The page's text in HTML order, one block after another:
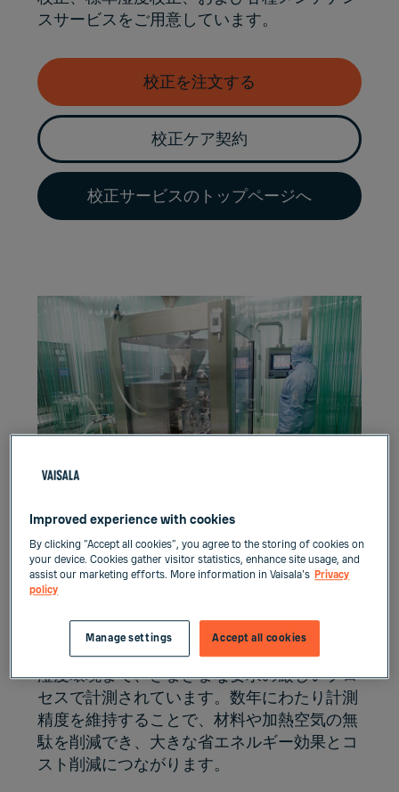
スサービスをご用意しています。
校正を注文する
校正ケア契約
校正サービスのトップページへ
なぜ湿度校正が重要なので
しょうか？
湿度は、燃料電池や研究室などの高湿度環境
から、最適化された乾燥プロセスにおける低
湿度環境まで、さまざまな要求の厳しいプロ
セスで計測されています。数年にわたり計測
精度を維持することで、材料や加熱空気の無
駄を削減でき、大きな省エネルギー効果とコ
スト削減につながります。
Improved experience with cookies
By clicking “Accept all cookies”, you agree to the storing of cookies on
your device. Cookies gather visitor statistics, enhance site usage, and
assist our marketing efforts. More information in Vaisala's Privacy
policy
Accept all cookies
Manage settings